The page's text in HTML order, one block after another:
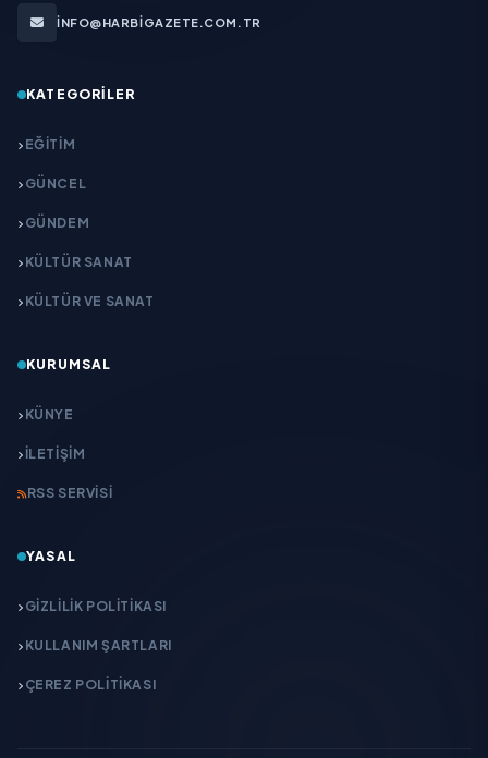
INFO@HARBIGAZETE.COM.TR
KATEGORILER
EĞITIM
GÜNCEL
GÜNDEM
KÜLTÜR SANAT
KÜLTÜR VE SANAT
KURUMSAL
KÜNYE
İLETIŞIM
RSS SERVISI
YASAL
GIZLILIK POLITIKASI
KULLANIM ŞARTLARI
ÇEREZ POLITIKASI